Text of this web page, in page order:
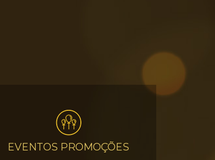
EVENTOS PROMOÇÕES